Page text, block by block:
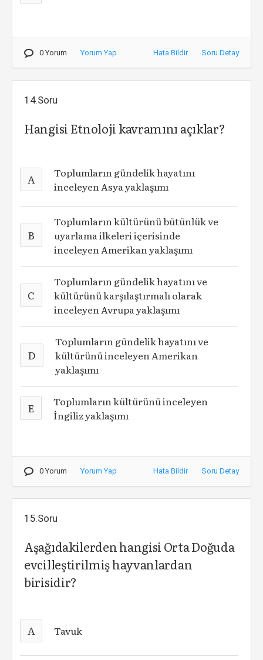
0 Yorum Yorum Yap Hata Bildir Soru Detay
14.Soru
Hangisi Etnoloji kavramını açıklar?
A
Toplumların gündelik hayatını
inceleyen Asya yaklaşımı
B
Toplumların kültürünü bütünlük ve
uyarlama ilkeleri içerisinde
inceleyen Amerikan yaklaşımı
C
Toplumların gündelik hayatını ve
kültürünü karşılaştırmalı olarak
inceleyen Avrupa yaklaşımı
D
Toplumların gündelik hayatını ve
kültürünü inceleyen Amerikan
yaklaşımı
E
Toplumların kültürünü inceleyen
İngiliz yaklaşımı
0 Yorum Yorum Yap Hata Bildir Soru Detay
15.Soru
Aşağıdakilerden hangisi Orta Doğuda
evcilleştirilmiş hayvanlardan
birisidir?
A Tavuk